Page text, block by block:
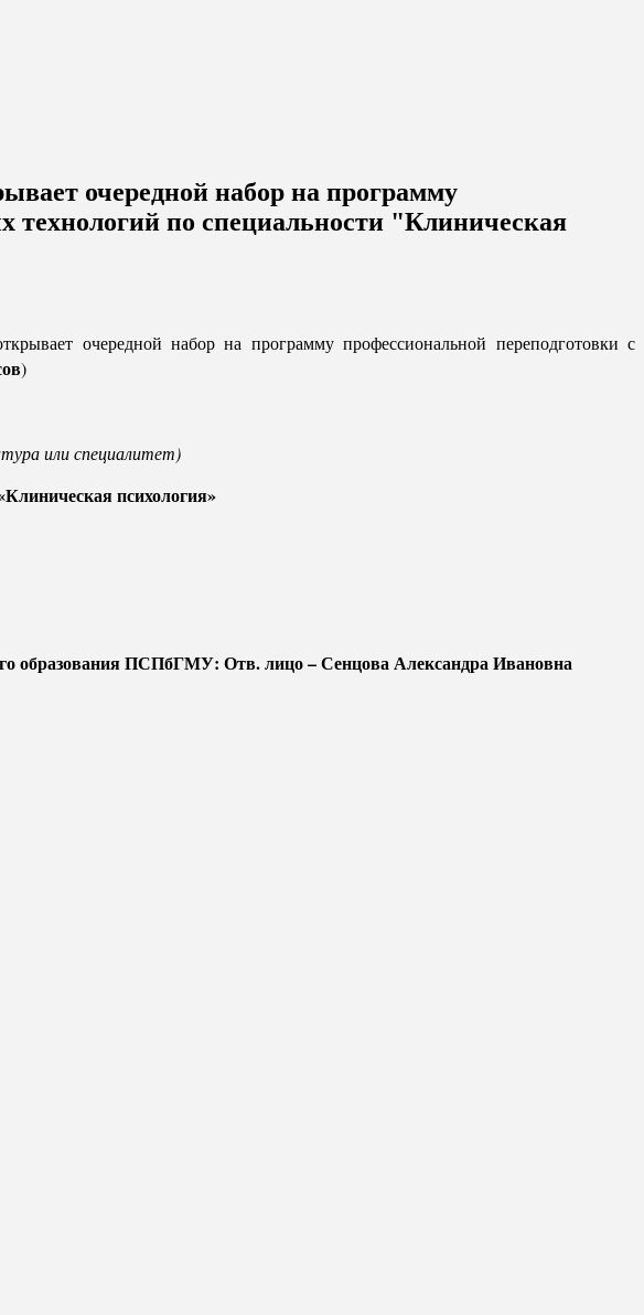
очередной набор на программу
технологий по специальности "Клиническая
очередной набор на программу профессиональной переподготовки с
)
или специалитет)
психология»
образования ПСПбГМУ: Отв. лицо – Сенцова Александра Ивановна